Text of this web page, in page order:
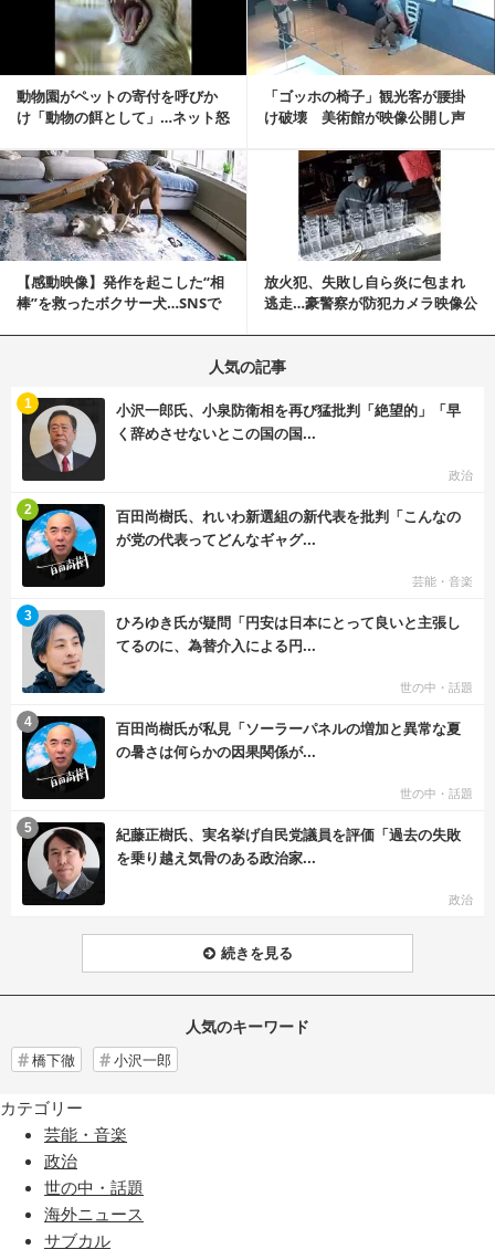
動物園がペットの寄付を呼びか
け「動物の餌として」…ネット怒
「ゴッホの椅子」観光客が腰掛
け破壊 美術館が映像公開し声
【感動映像】発作を起こした“相
棒”を救ったボクサー犬…SNSで
放火犯、失敗し自ら炎に包まれ
逃走…豪警察が防犯カメラ映像公
記事を読む
人気の記事
小沢一郎氏、小泉防衛相を再び猛批判「絶望的」「早
く辞めさせないとこの国の国...
政治
1
百田尚樹氏、れいわ新選組の新代表を批判「こんなの
が党の代表ってどんなギャグ...
芸能・音楽
2
ひろゆき氏が疑問「円安は日本にとって良いと主張し
てるのに、為替介入による円...
世の中・話題
3
百田尚樹氏が私見「ソーラーパネルの増加と異常な夏
の暑さは何らかの因果関係が...
世の中・話題
4
紀藤正樹氏、実名挙げ自民党議員を評価「過去の失敗
を乗り越え気骨のある政治家...
政治
5
続きを見る
人気のキーワード
橋下徹 小沢一郎
カテゴリー
芸能・音楽
政治
世の中・話題
海外ニュース
サブカル